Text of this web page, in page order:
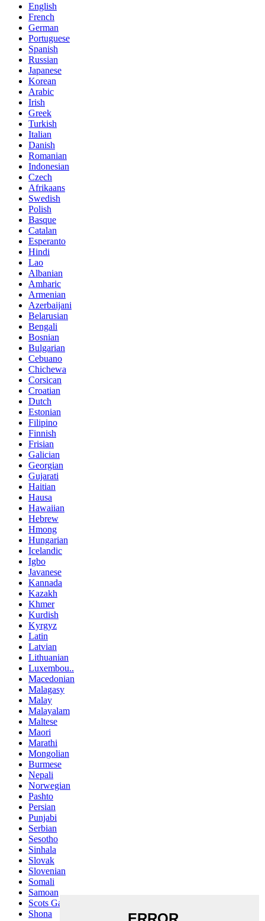
English
French
German
Portuguese
Spanish
Russian
Japanese
Korean
Arabic
Irish
Greek
Turkish
Italian
Danish
Romanian
Indonesian
Czech
Afrikaans
Swedish
Polish
Basque
Catalan
Esperanto
Hindi
Lao
Albanian
Amharic
Armenian
Azerbaijani
Belarusian
Bengali
Bosnian
Bulgarian
Cebuano
Chichewa
Corsican
Croatian
Dutch
Estonian
Filipino
Finnish
Frisian
Galician
Georgian
Gujarati
Haitian
Hausa
Hawaiian
Hebrew
Hmong
Hungarian
Icelandic
Igbo
Javanese
Kannada
Kazakh
Khmer
Kurdish
Kyrgyz
Latin
Latvian
Lithuanian
Luxembou..
Macedonian
Malagasy
Malay
Malayalam
Maltese
Maori
Marathi
Mongolian
Burmese
Nepali
Norwegian
Pashto
Persian
Punjabi
Serbian
Sesotho
Sinhala
Slovak
Slovenian
Somali
Samoan
Scots Gaelic
Shona